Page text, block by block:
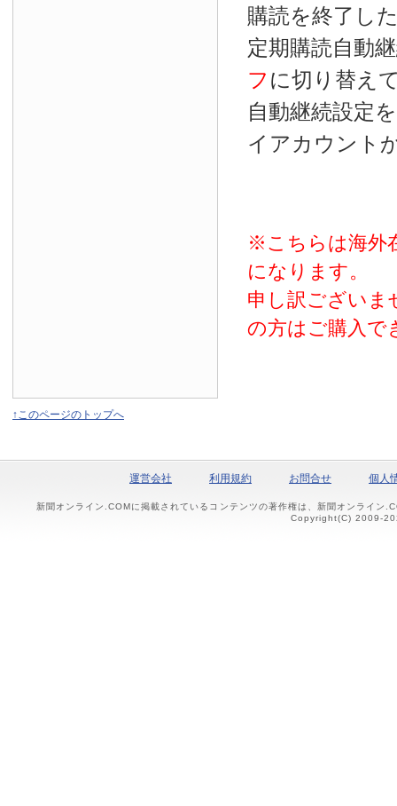
購読を終了し
定期購読自動
フ に切り替え
自動継続設定
イアカウント
※こちらは海外
になります。
申し訳ございま
の方はご購入で
↑このページのトップへ
運営会社 利用規約 お問合せ 個人
新聞オンライン.COMに掲載されているコンテンツの著作権は、新聞オンライン
Copyright(C) 2009-